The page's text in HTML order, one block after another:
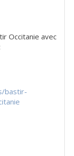
Occitanie avec
bastir-